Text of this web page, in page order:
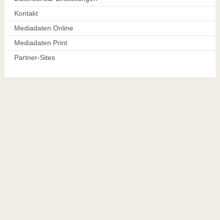
Kontakt
Mediadaten Online
Mediadaten Print
Partner-Sites